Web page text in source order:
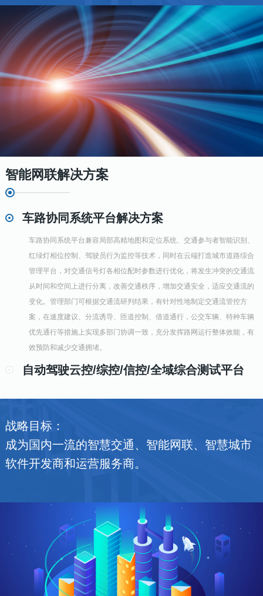
智能网联解决方案
车路协同系统平台解决方案
车路协同系统平台兼容局部高精地图和定位系统、交通参与者智能识别、
红绿灯相位控制、驾驶员行为监控等技术，同时在云端打造城市道路综合
管理平台，对交通信号灯各相位配时参数进行优化，将发生冲突的交通流
从时间和空间上进行分离，改善交通秩序，增加交通安全，适应交通流的
变化。管理部门可根据交通流研判结果，有针对性地制定交通流管控方
案，在速度建议、分流诱导、匝道控制、借道通行，公交车辆、特种车辆
优先通行等措施上实现多部门协调一致，充分发挥路网运行整体效能，有
效预防和减少交通拥堵。
自动驾驶云控/综控/信控/全域综合测试平台
战略目标：
成为国内一流的智慧交通、智能网联、智慧城市
软件开发商和运营服务商。